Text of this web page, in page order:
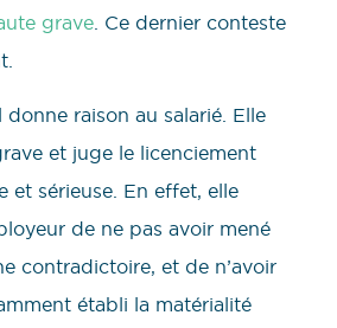
grave . Ce dernier conteste
donne raison au salarié. Elle
et juge le licenciement
et sérieuse. En effet, elle
de ne pas avoir mené
contradictoire, et de n’avoir
établi la matérialité